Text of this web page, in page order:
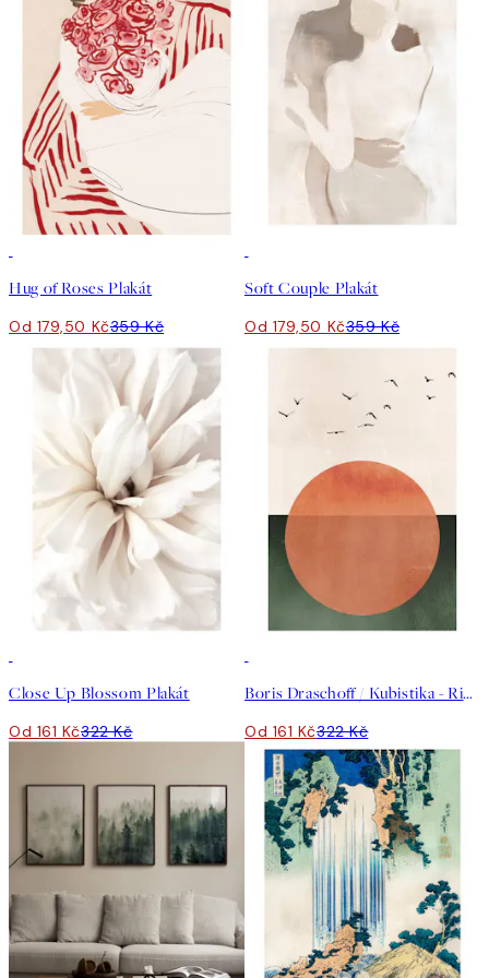
Hug of Roses Plakát
Od 179,50 Kč359 Kč
Soft Couple Plakát
Od 179,50 Kč359 Kč
Close Up Blossom Plakát
Od 161 Kč322 Kč
Boris Draschoff / Kubistika - Rising Plakát
Od 161 Kč322 Kč